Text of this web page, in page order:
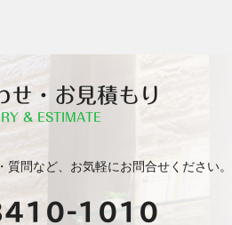
せ・お見積もり
& ESTIMATE
質問など、お気軽にお問合せください。
1010